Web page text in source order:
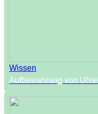
Wissen
Aufbewahrung von